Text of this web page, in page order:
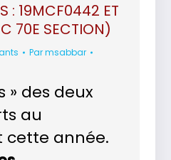
: 19MCF0442 ET
70E SECTION)
Parmsabbar
» des deux
au
année.